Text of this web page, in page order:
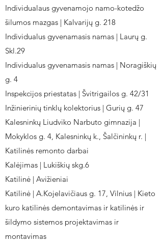
Individualaus gyvenamojo namo-kotedžo
šilumos mazgas | Kalvarijų g. 218
Individualus gyvenamasis namas | Laurų g.
Skl.29
Individualus gyvenamasis namas | Noragiškių
g. 4
Inspekcijos priestatas | Švitrigailos g. 42/31
Inžinierinių tinklų kolektorius | Gurių g. 47
Kalesninkų Liudviko Narbuto gimnazija |
Mokyklos g. 4, Kalesninkų k., Šalčininkų r. |
Katilinės remonto darbai
Kalėjimas | Lukiškių skg.6
Katilinė | Avižieniai
Katilinė | A.Kojelavičiaus g. 17, Vilnius | Kieto
kuro katilinės demontavimas ir katilinės ir
šildymo sistemos projektavimas ir
montavimas